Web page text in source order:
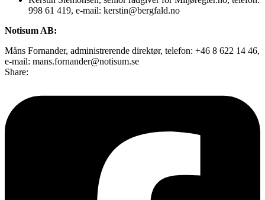
998 61 419, e-mail: kerstin@bergfald.no
Notisum AB:
Måns Fornander, administrerende direktør, telefon: +46 8 622 14 46,
e-mail: mans.fornander@notisum.se
Share: